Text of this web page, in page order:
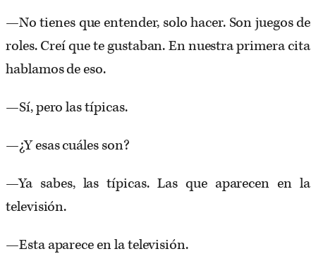
—No tienes que entender, solo hacer. Son juegos de
roles. Creí que te gustaban. En nuestra primera cita
hablamos de eso.
—Sí, pero las típicas.
—¿Y esas cuáles son?
—Ya sabes, las típicas. Las que aparecen en la
televisión.
—Esta aparece en la televisión.